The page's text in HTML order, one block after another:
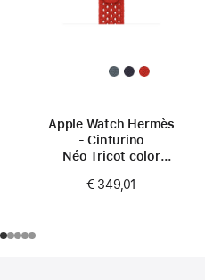
Apple Watch Hermès
- Cinturino
Néo Tricot color
€ 349,01